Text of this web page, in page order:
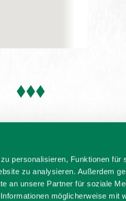
personalisieren, Funktionen für
zu analysieren. Außerdem
an unsere Partner für soziale
möglicherweise mit